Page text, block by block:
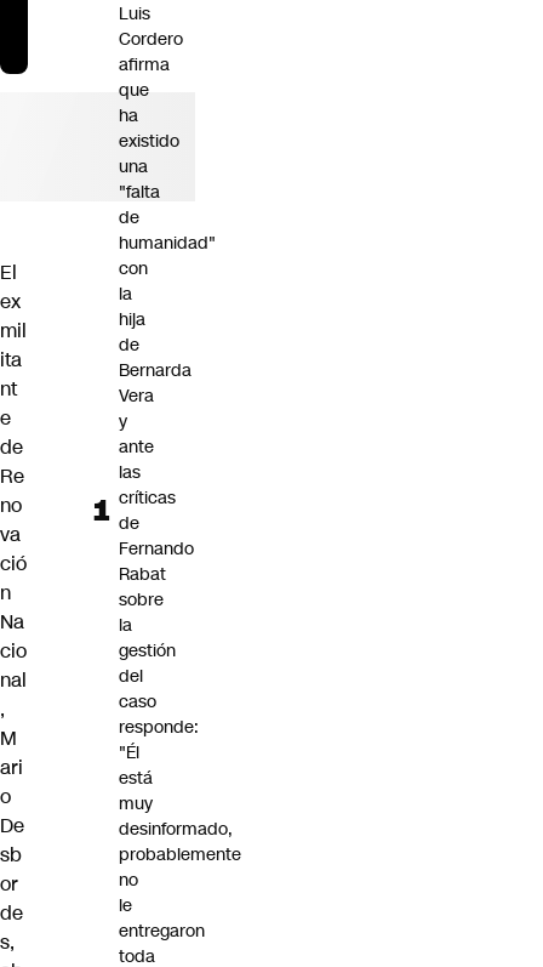
El
ex
mil
ita
nt
e
de
Re
no
va
ció
n
Na
cio
nal
,
M
ari
o
De
sb
or
de
s,
Luis
Cordero
afirma
que
ha
existido
una
"falta
de
humanidad"
con
la
hija
de
Bernarda
Vera
y
ante
las
críticas
de
Fernando
Rabat
sobre
la
gestión
del
caso
responde:
"Él
está
muy
desinformado,
probablemente
no
le
entregaron
toda